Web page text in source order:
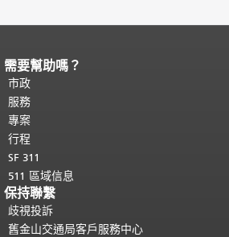
頁面內容結束。
都會重複顯示。
需要幫助嗎？
市政
服務
專案
行程
SF 311
511 區域信息
保持聯繫
歧視投訴
舊金山交通局客戶服務中心